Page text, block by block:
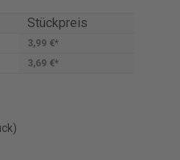
Stückpreis
3,99 €*
3,69 €*